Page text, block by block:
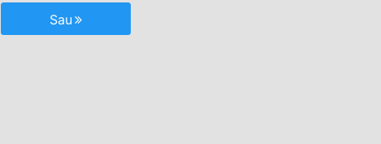
Sau